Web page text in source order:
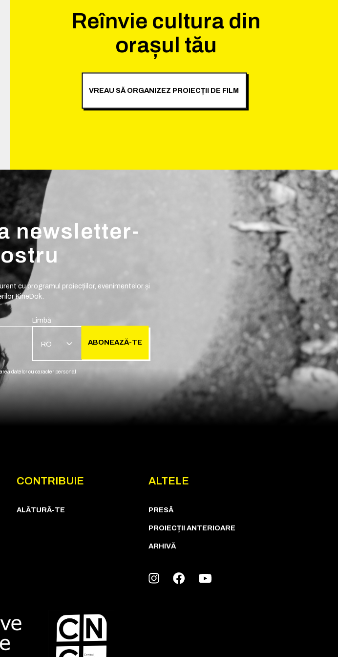
Reînvie cultura din
orașul tău
VREAU SĂ ORGANIZEZ PROIECȚII DE FILM
newsletter-
cu programul proiecțiilor, evenimentelor și
KineDok.
Limbă
RO ABONEAZĂ-TE
datelor cu caracter personal.
CONTRIBUIE
ALĂTURĂ-TE
ALTELE
PRESĂ
PROIECȚII ANTERIOARE
ARHIVĂ